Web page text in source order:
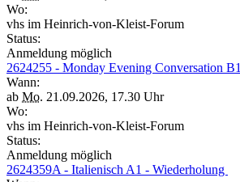
Wo:
vhs im Heinrich-von-Kleist-Forum
Status:
Anmeldung möglich
2624255 - Monday Evening Conversation B1
Wann:
ab Mo. 21.09.2026, 17.30 Uhr
Wo:
vhs im Heinrich-von-Kleist-Forum
Status:
Anmeldung möglich
2624359A - Italienisch A1 - Wiederholung